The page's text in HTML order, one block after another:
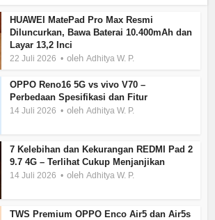
HUAWEI MatePad Pro Max Resmi
Diluncurkan, Bawa Baterai 10.400mAh dan
Layar 13,2 Inci
22 Juli 2026 olehAdhitya W. P.
OPPO Reno16 5G vs vivo V70 –
Perbedaan Spesifikasi dan Fitur
14 Juli 2026 olehAdhitya W. P.
7 Kelebihan dan Kekurangan REDMI Pad 2
9.7 4G – Terlihat Cukup Menjanjikan
14 Juli 2026 olehAdhitya W. P.
TWS Premium OPPO Enco Air5 dan Air5s